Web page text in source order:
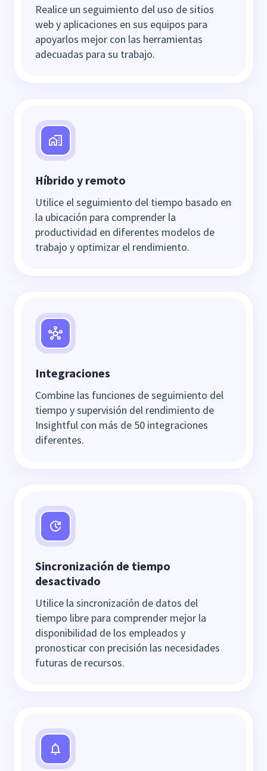
Realice un seguimiento del uso de sitios
web y aplicaciones en sus equipos para
apoyarlos mejor con las herramientas
adecuadas para su trabajo.
Híbrido y remoto
Utilice el seguimiento del tiempo basado en
la ubicación para comprender la
productividad en diferentes modelos de
trabajo y optimizar el rendimiento.
Integraciones
Combine las funciones de seguimiento del
tiempo y supervisión del rendimiento de
Insightful con más de 50 integraciones
diferentes.
Sincronización de tiempo
desactivado
Utilice la sincronización de datos del
tiempo libre para comprender mejor la
disponibilidad de los empleados y
pronosticar con precisión las necesidades
futuras de recursos.